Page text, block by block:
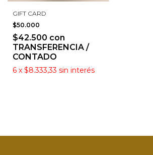
GIFT CARD
$50.000
$42.500 con
TRANSFERENCIA /
CONTADO
6 x $8.333,33 sin interés